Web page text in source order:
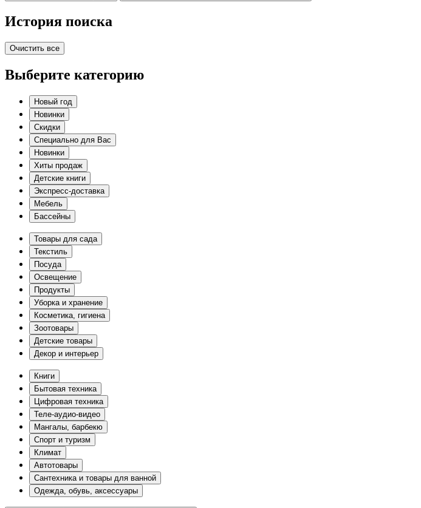
История поиска
Очистить все
Выберите категорию
Новый год
Новинки
Скидки
Специально для Вас
Новинки
Хиты продаж
Детские книги
Экспресс-доставка
Мебель
Бассейны
Товары для сада
Текстиль
Посуда
Освещение
Продукты
Уборка и хранение
Косметика, гигиена
Зоотовары
Детские товары
Декор и интерьер
Книги
Бытовая техника
Цифровая техника
Теле-аудио-видео
Мангалы, барбекю
Спорт и туризм
Климат
Автотовары
Сантехника и товары для ванной
Одежда, обувь, аксессуары